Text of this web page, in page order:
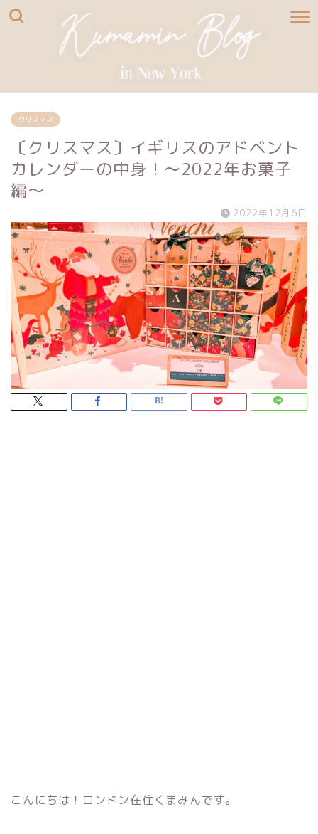
クリスマス
〔クリスマス〕イギリスのアドベント
カレンダーの中身！〜2022年お菓子
編〜
2022年12月6日
こんにちは！ロンドン在住くまみんです。